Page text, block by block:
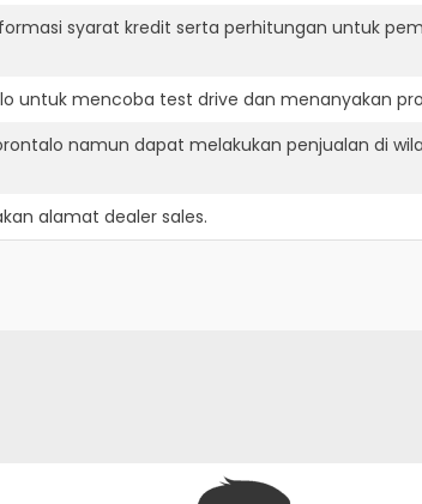
syarat kredit serta perhitungan untuk
untuk mencoba test drive dan menanyakan
namun dapat melakukan penjualan di
alamat dealer sales.